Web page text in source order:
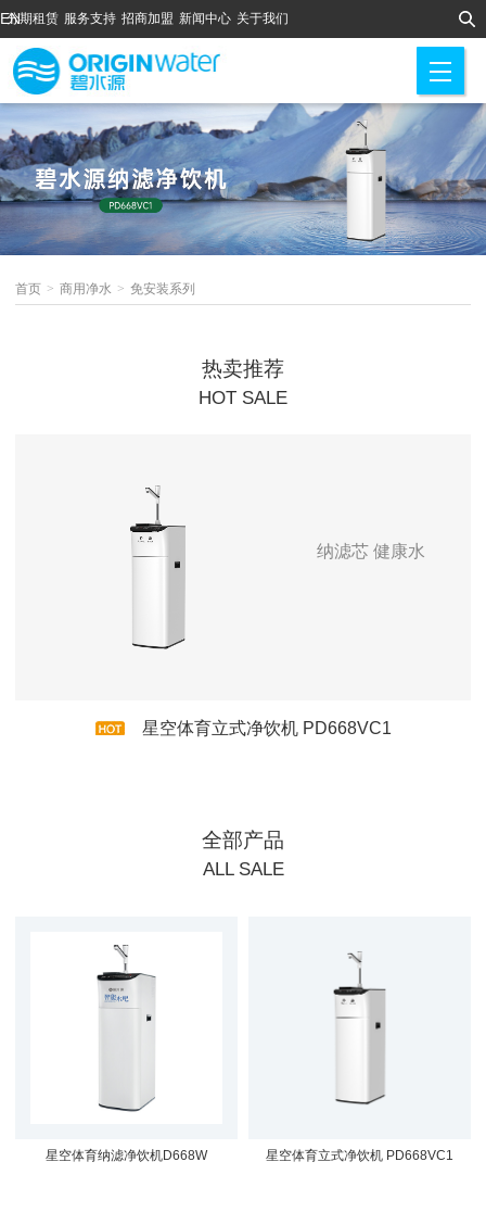
EN
分期租赁 服务支持 招商加盟 新闻中心 关于我们
首页 > 商用净水 > 免安装系列
热卖推荐
HOT SALE
纳滤芯 健康水
星空体育立式净饮机 PD668VC1
全部产品
ALL SALE
星空体育纳滤净饮机D668W 星空体育立式净饮机 PD668VC1